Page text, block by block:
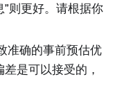
则更好。请根据你
准确的事前预估优
是可以接受的，